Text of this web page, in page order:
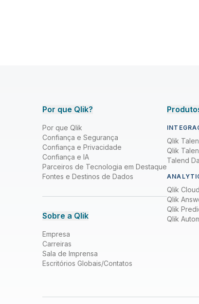
Por que Qlik?
Por que Qlik
Confiança e Segurança
Confiança e Privacidade
Confiança e IA
Parceiros de Tecnologia em Destaque
Fontes e Destinos de Dados
Sobre a Qlik
Empresa
Carreiras
Sala de Imprensa
Escritórios Globais/Contatos
Qlik
Qlik
Talend
Qlik
Qlik
Qlik
Qlik